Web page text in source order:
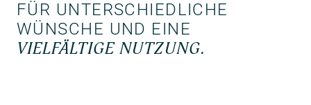
FÜR UNTERSCHIEDLICHE
WÜNSCHE UND EINE
VIELFÄLTIGE NUTZUNG.